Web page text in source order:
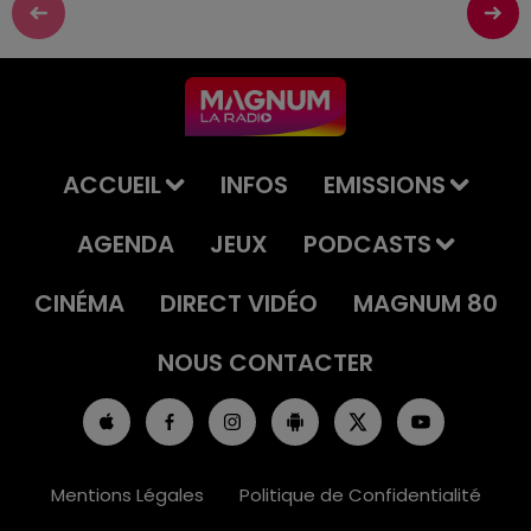
ACCUEIL INFOS
EMISSIONS
AGENDA
JEUX
PODCASTS
CINÉMA
DIRECT VIDÉO
MAGNUM 80
NOUS CONTACTER
Mentions Légales Politique de Confidentialité